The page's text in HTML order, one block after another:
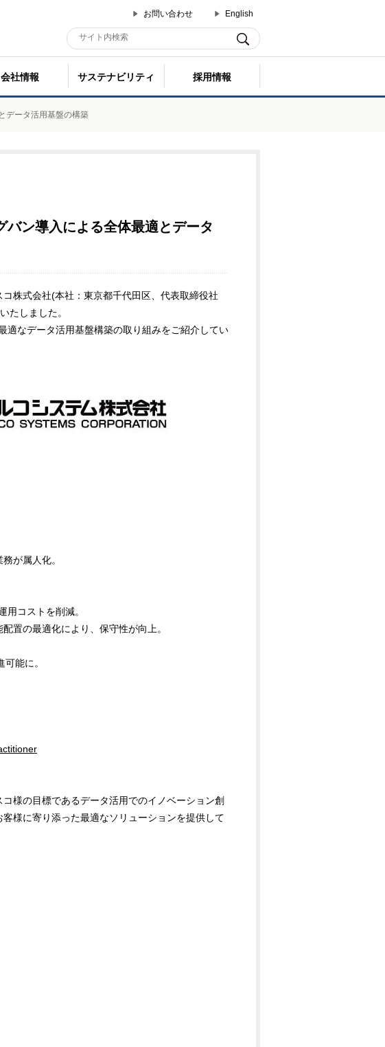
お問い合わせ English
会社情報 サステナビリティ 採用情報
データ活用基盤の構築
バン導入による全体最適とデータ
株式会社(本社：東京都千代田区、代表取締役社
たしました。
適なデータ活用基盤構築の取り組みをご紹介してい
が属人化。
用コストを削減。
置の最適化により、保守性が向上。
能に。
様の目標であるデータ活用でのイノベーション創
様に寄り添った最適なソリューションを提供して